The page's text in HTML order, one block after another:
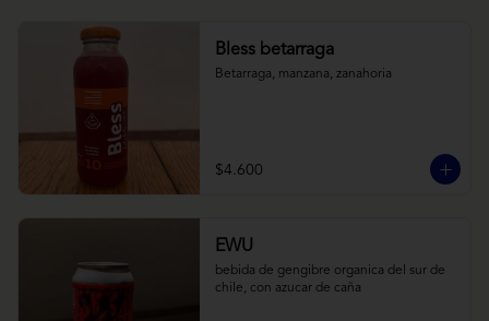
Bless betarraga
Betarraga, manzana, zanahoria
$4.600
EWU
bebida de gengibre organica del sur de
chile, con azucar de caña